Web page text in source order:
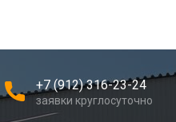
+7 (912) 316-23-24
заявки круглосуточно